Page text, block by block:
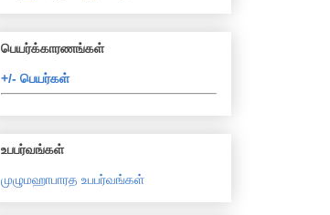
பெயர்க்காரணங்கள்
+/- பெயர்கள்
உபபர்வங்கள்
முழுமஹாபாரத உபபர்வங்கள்